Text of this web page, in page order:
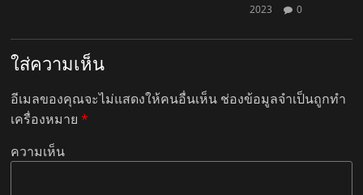
2023
0
ใส่ความเห็น
อีเมลของคุณจะไม่แสดงให้คนอื่นเห็น ช่องข้อมูลจำเป็นถูกทำ
เครื่องหมาย*
ความเห็น